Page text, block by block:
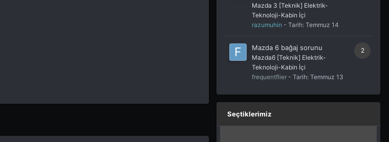
Mazda 3 [Teknik] Elektrik-
Teknoloji-Kabin İçi
razumuhin - Tarih: Temmuz 14
2
Mazda 6 bağaj sorunu
Mazda6 [Teknik] Elektrik-
Teknoloji-Kabin İçi
frequentflier - Tarih: Temmuz 13
Seçtiklerimiz